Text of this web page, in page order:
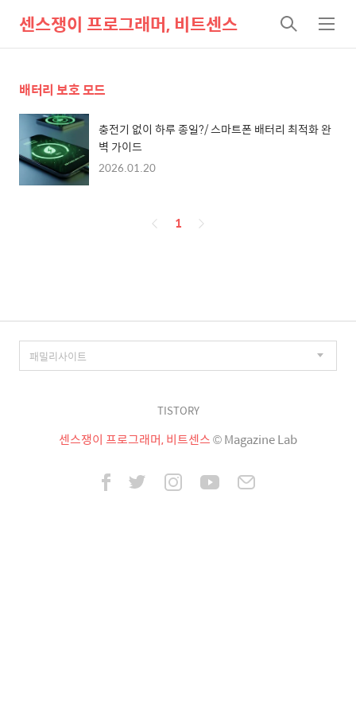
센스쟁이 프로그래머, 비트센스
검
색
메
뉴
배터리 보호 모드
충전기 없이 하루 종일?/ 스마트폰 배터리 최적화 완
벽 가이드
2026.01.20
페
1
TISTORY
센스쟁이 프로그래머, 비트센스© Magazine Lab